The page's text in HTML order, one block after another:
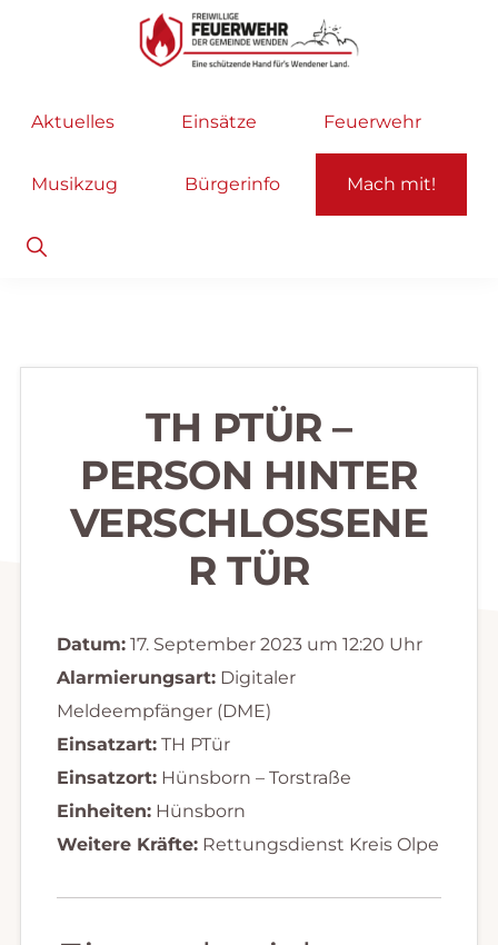
Hauptnavigation
Feuerwehr
helfen
selbstverständlich!
Aktuelles Einsätze Feuerwehr
Musikzug Bürgerinfo Mach mit!
Show
Search
TH PTÜR –
PERSON HINTER
VERSCHLOSSENE
R TÜR
Datum:17. September 2023 um 12:20 Uhr
Alarmierungsart:Digitaler
Meldeempfänger (DME)
Einsatzart:TH PTür
Einsatzort:Hünsborn – Torstraße
Einheiten:Hünsborn
Weitere Kräfte:Rettungsdienst Kreis Olpe